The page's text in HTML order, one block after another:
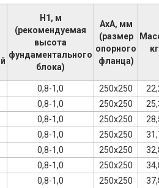
Н1, м
(рекомендуемая
высота
фундаментального
блока)
АхА, мм
(размер
опорного
фланца)
кг
0,8-1,0 250х250
0,8-1,0 250х250
0,8-1,0 250х250
0,8-1,0 250х250
0,8-1,0 250х250
0,8-1,0 250х250
0,8-1,0 250х250